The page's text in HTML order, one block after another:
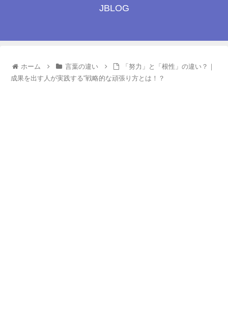
JBLOG
ホーム 言葉の違い
「努力」と「根性」の違い？｜
成果を出す人が実践する“戦略的な頑張り方とは！？